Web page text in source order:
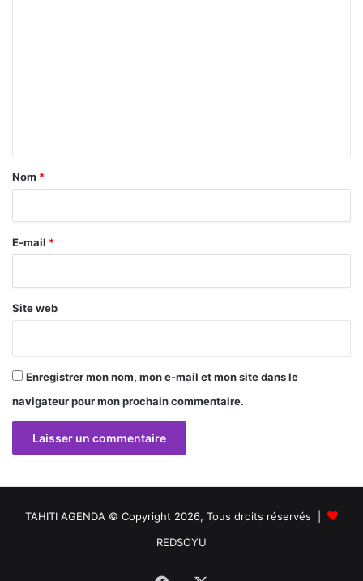
a
r
e
Nom *
E-mail *
Site web
Enregistrer mon nom, mon e-mail et mon site dans le
navigateur pour mon prochain commentaire.
TAHITI AGENDA © Copyright 2026, Tous droits réservés |
REDSOYU